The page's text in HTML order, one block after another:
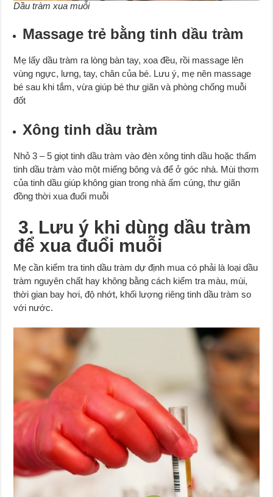
Dầu tràm xua muỗi
Massage trẻ bằng tinh dầu tràm
Mẹ lấy dầu tràm ra lòng bàn tay, xoa đều, rồi massage lên
vùng ngực, lưng, tay, chân của bé. Lưu ý, mẹ nên massage
bé sau khi tắm, vừa giúp bé thư giãn và phòng chống muỗi
đốt
Xông tinh dầu tràm
Nhỏ 3 – 5 giọt tinh dầu tràm vào đèn xông tinh dầu hoặc thấm
tinh dầu tràm vào một miếng bông và để ở góc nhà. Mùi thơm
của tinh dầu giúp không gian trong nhà ấm cúng, thư giãn
đồng thời xua đuổi muỗi
3. Lưu ý khi dùng dầu tràm
để xua đuổi muỗi
Mẹ cần kiểm tra tinh dầu tràm dự định mua có phải là loại dầu
tràm nguyên chất hay không bằng cách kiểm tra màu, mùi,
thời gian bay hơi, độ nhớt, khối lượng riêng tinh dầu tràm so
với nước.